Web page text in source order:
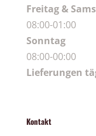
Freitag &
08:00-01:00
Sonntag
08:00-00:00
Lieferungen
Kontakt